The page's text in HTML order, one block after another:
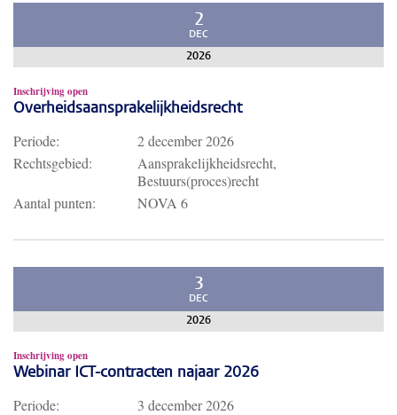
2
DEC
2026
Inschrijving open
Overheidsaansprakelijkheidsrecht
Periode:
2 december 2026
Rechtsgebied:
Aansprakelijkheidsrecht,
Bestuurs(proces)recht
Aantal punten:
NOVA 6
3
DEC
2026
Inschrijving open
Webinar ICT-contracten najaar 2026
Periode: 3 december 2026